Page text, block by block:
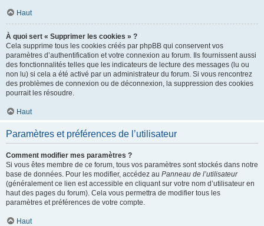
Haut
À quoi sert « Supprimer les cookies » ?
Cela supprime tous les cookies créés par phpBB qui conservent vos
paramètres d’authentification et votre connexion au forum. Ils fournissent aussi
des fonctionnalités telles que les indicateurs de lecture des messages (lu ou
non lu) si cela a été activé par un administrateur du forum. Si vous rencontrez
des problèmes de connexion ou de déconnexion, la suppression des cookies
pourrait les résoudre.
Haut
Paramètres et préférences de l’utilisateur
Comment modifier mes paramètres ?
Si vous êtes membre de ce forum, tous vos paramètres sont stockés dans notre
base de données. Pour les modifier, accédez au Panneau de l’utilisateur
(généralement ce lien est accessible en cliquant sur votre nom d’utilisateur en
haut des pages du forum). Cela vous permettra de modifier tous les
paramètres et préférences de votre compte.
Haut